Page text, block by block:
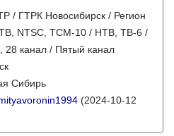
/ ГТРК Новосибирск / Регион
NTSC, ТСМ-10 / НТВ, ТВ-6 /
канал / Пятый канал
Сибирь
(2024-10-12